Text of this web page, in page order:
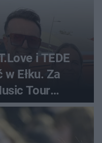
i TEDE
Ełku. Za
Tour